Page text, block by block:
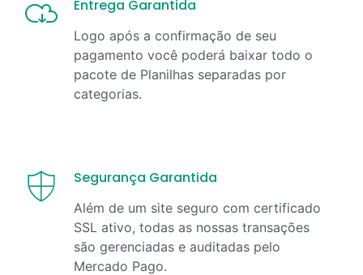
Entrega Garantida
Logo após a confirmação de seu
pagamento você poderá baixar todo o
pacote de Planilhas separadas por
categorias.
Segurança Garantida
Além de um site seguro com certificado
SSL ativo, todas as nossas transações
são gerenciadas e auditadas pelo
Mercado Pago.